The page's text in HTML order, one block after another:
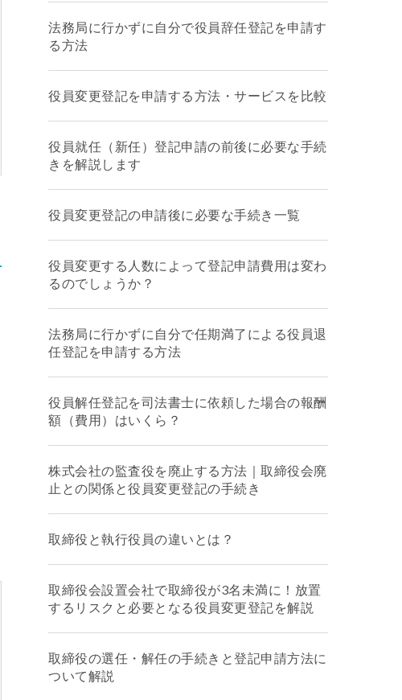
法務局に行かずに自分で役員辞任登記を申請す
る方法
役員変更登記を申請する方法・サービスを比較
役員就任（新任）登記申請の前後に必要な手続
きを解説します
役員変更登記の申請後に必要な手続き一覧
役員変更する人数によって登記申請費用は変わ
るのでしょうか？
法務局に行かずに自分で任期満了による役員退
任登記を申請する方法
役員解任登記を司法書士に依頼した場合の報酬
額（費用）はいくら？
株式会社の監査役を廃止する方法｜取締役会廃
止との関係と役員変更登記の手続き
取締役と執行役員の違いとは？
取締役会設置会社で取締役が3名未満に！放置
するリスクと必要となる役員変更登記を解説
取締役の選任・解任の手続きと登記申請方法に
ついて解説